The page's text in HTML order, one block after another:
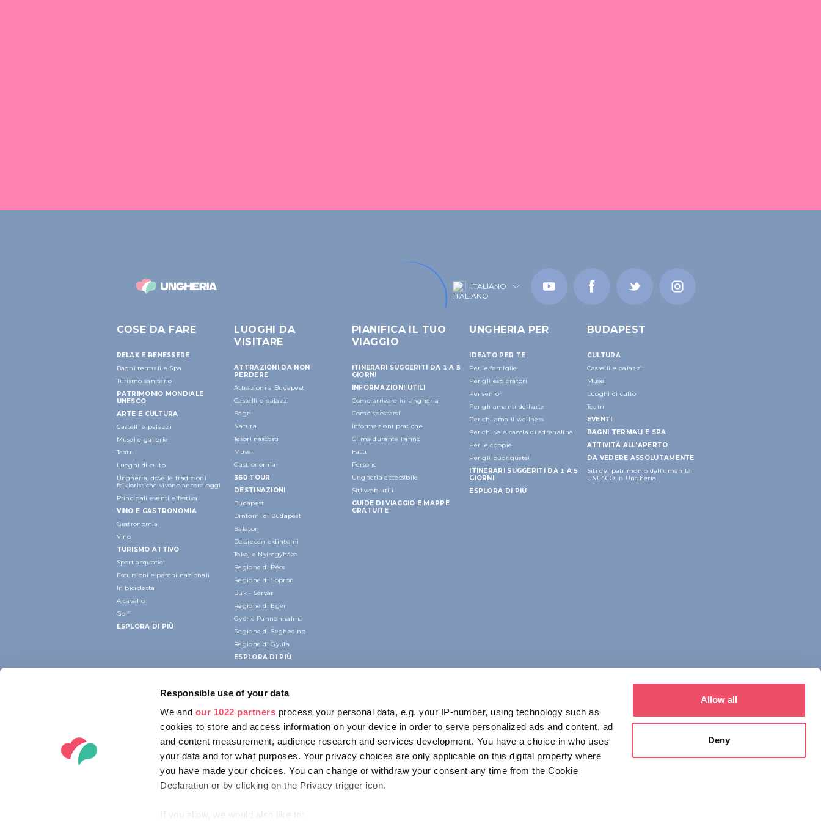
Responsible use of your data
We and our 1022 partners process your personal data, e.g. your IP-number, using technology such as
cookies to store and access information on your device in order to serve personalized ads and content, ad
and content measurement, audience research and services development. You have a choice in who uses
your data and for what purposes. Your privacy choices are only applicable on this digital property where
you have made your choices. You can change or withdraw your consent any time from the Cookie
Declaration or by clicking on the Privacy trigger icon.
If you allow, we would also like to:
Allow all
Deny
ITALIANO
COSE DA FARE
RELAX E BENESSERE
Bagni termali e Spa
Turismo sanitario
PATRIMONIO MONDIALE
UNESCO
ARTE E CULTURA
Castelli e palazzi
Musei e gallerie
Teatri
Luoghi di culto
Ungheria, dove le tradizioni
folkloristiche vivono ancora oggi
Principali eventi e festival
VINO E GASTRONOMIA
Gastronomia
Vino
TURISMO ATTIVO
Sport acquatici
Escursioni e parchi nazionali
In bicicletta
A cavallo
Golf
ESPLORA DI PIÙ
LUOGHI DA
VISITARE
ATTRAZIONI DA NON
PERDERE
Attrazioni a Budapest
Castelli e palazzi
Bagni
Natura
Tesori nascosti
Musei
Gastronomia
360 TOUR
DESTINAZIONI
Budapest
Dintorni di Budapest
Balaton
Debrecen e dintorni
Tokaj e Nyíregyháza
Regione di Pécs
Regione di Sopron
Bük - Sárvár
Regione di Eger
Győr e Pannonhalma
Regione di Seghedino
Regione di Gyula
ESPLORA DI PIÙ
PIANIFICA IL TUO
VIAGGIO
ITINERARI SUGGERITI DA 1 A 5
GIORNI
INFORMAZIONI UTILI
Come arrivare in Ungheria
Come spostarsi
Informazioni pratiche
Clima durante l’anno
Fatti
Persone
Ungheria accessibile
Siti web utili
GUIDE DI VIAGGIO E MAPPE
GRATUITE
UNGHERIA PER
IDEATO PER TE
Per le famiglie
Per gli esploratori
Per senior
Per gli amanti dell’arte
Per chi ama il wellness
Per chi va a caccia di adrenalina
Per le coppie
Per gli buongustai
ITINERARI SUGGERITI DA 1 A 5
GIORNI
ESPLORA DI PIÙ
BUDAPEST
CULTURA
Castelli e palazzi
Musei
Luoghi di culto
Teatri
EVENTI
BAGNI TERMALI E SPA
ATTIVITÀ ALL'APERTO
DA VEDERE ASSOLUTAMENTE
Siti del patrimonio dell’umanità
UNESCO in Ungheria
CONTATTO
Alkotás utca 19